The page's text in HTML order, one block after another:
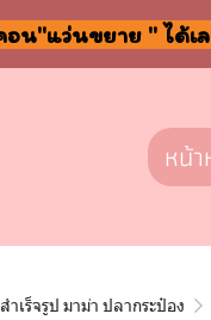
น"แว่นขยาย " ได้เ
หน้
ำเร็จรูป มาม่า ปลากระป๋อง